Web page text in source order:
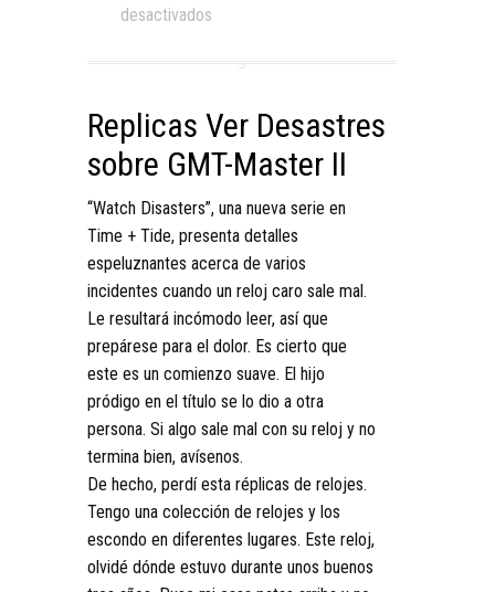
desactivados
Replicas Ver Desastres
sobre GMT-Master II
“Watch Disasters”, una nueva serie en
Time + Tide, presenta detalles
espeluznantes acerca de varios
incidentes cuando un reloj caro sale mal.
Le resultará incómodo leer, así que
prepárese para el dolor. Es cierto que
este es un comienzo suave. El hijo
pródigo en el título se lo dio a otra
persona. Si algo sale mal con su reloj y no
termina bien, avísenos.
De hecho, perdí esta réplicas de relojes.
Tengo una colección de relojes y los
escondo en diferentes lugares. Este reloj,
olvidé dónde estuvo durante unos buenos